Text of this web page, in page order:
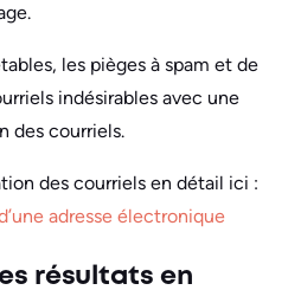
les pièges à spam et de
indésirables avec une
des courriels.
des courriels en détail ici :
adresse électronique
résultats en